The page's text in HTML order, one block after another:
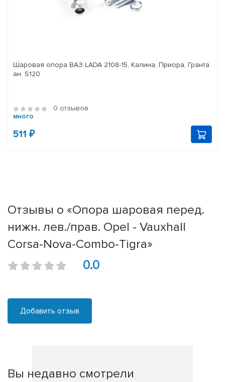
Шаровая опора ВАЗ LADA 2108-15, Калина, Приора, Гранта
ан. S120
0 отзывов
много
511 ₽
Отзывы о «Опора шаровая перед.
нижн. лев./прав. Opel - Vauxhall
Corsa-Nova-Combo-Tigra»
0.0
Добавить отзыв
Вы недавно смотрели